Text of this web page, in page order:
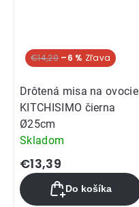
€14,29 –6 %
Drôtená misa na ovocie
KITCHISIMO čierna
Ø25cm
Skladom
€13,39
Do košíka